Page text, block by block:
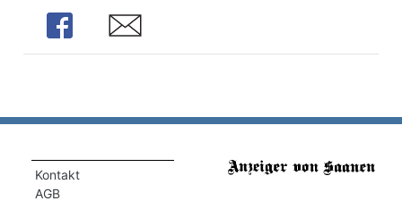
Share
Share
Kontakt
AGB